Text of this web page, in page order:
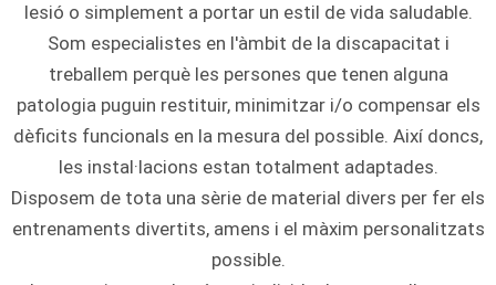
lesió o simplement a portar un estil de vida saludable.
Som especialistes en l'àmbit de la discapacitat i
treballem perquè les persones que tenen alguna
patologia puguin restituir, minimitzar i/o compensar els
dèficits funcionals en la mesura del possible. Així doncs,
les instal·lacions estan totalment adaptades.
Disposem de tota una sèrie de material divers per fer els
entrenaments divertits, amens i el màxim personalitzats
possible.